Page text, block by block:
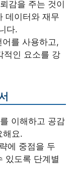
감을 주는 것이
데이터와 재무
다.
를 사용하고,
적인 요소를 강
이해하고 공감
해요.
에 중점을 두
있도록 단계별